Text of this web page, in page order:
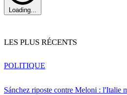
Loading...
LES PLUS RÉCENTS
Sánchez riposte contre Meloni : l'Italie
POLITIQUE